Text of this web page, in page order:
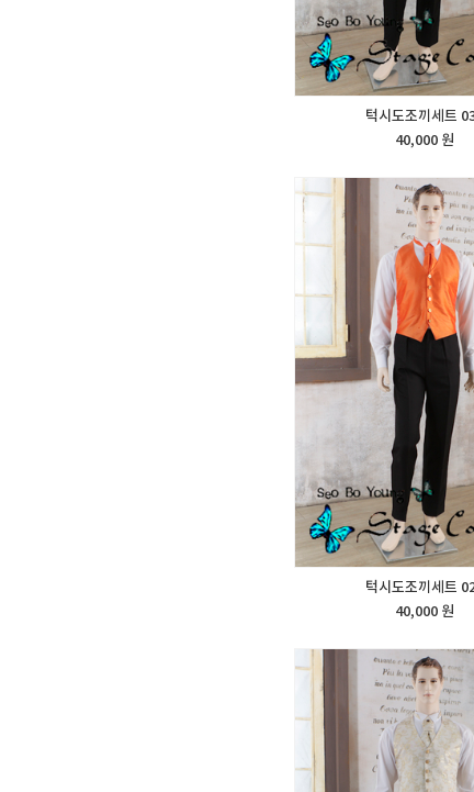
턱시도조끼세트
40,000 원
턱시도조끼세트
40,000 원